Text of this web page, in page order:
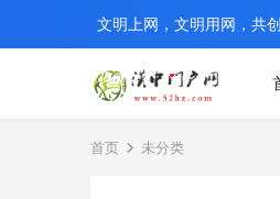
文明上网，文明用网，共
首页 未分类